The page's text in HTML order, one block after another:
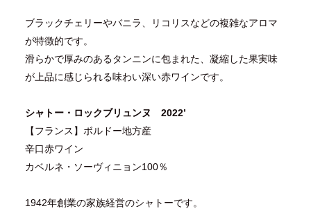
ブラックチェリーやバニラ、リコリスなどの複雑なアロマ
が特徴的です。
滑らかで厚みのあるタンニンに包まれた、凝縮した果実味
が上品に感じられる味わい深い赤ワインです。
シャトー・ロックブリュンヌ 2022’
【フランス】ボルドー地方産
辛口赤ワイン
カベルネ・ソーヴィニョン100％
1942年創業の家族経営のシャトーです。